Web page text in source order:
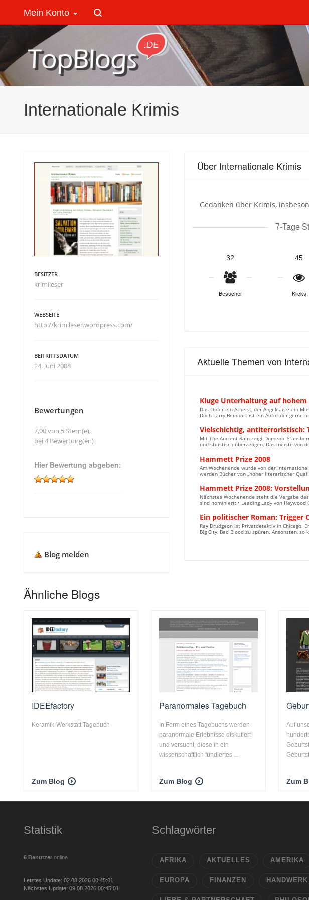
Mein Konto
Internationale Krimis
Über Internationale Krimis
Gedanken über Krimis,
7-Tage
32
Besucher
45
Klicks
Aktuelle Themen von
Kluge Unterhaltung auf
Das Opfer ein Atheist, der Angeklagte ein
Doch Larry Beinhart ist ein Autor der gerne
Vielschichtig, antiterroristisch:
Mit The Ancient Rain zeigt Domenic
und stilistisch überzeugen. Das meiste von
Hammett Prize 2008
Am Wochenende wurde von der
werden Bücher von „hoher literarischer
Hammett Prize 2008:
Nächstes Wochenende steht die Vergabe
sind nominiert: • Leading Lady von Heywood
Ein politischer Roman: Trigger
Ray Drudgeon ist Privatdetektiv in Chicago.
Big City, Bad Blood zu spüren. Ansonsten, so
BESITZER
krimileser
WEBSEITE
http://krimileser.wordpress.com/
BEITRITTSDATUM
24. Juni 2008
Bewertungen
7,00 von 5 Stern(e),
bei 4 Bewertung(en)
Hier Bewertung abgeben:
Blog melden
Ähnliche Blogs
IDEEfactory
Keramik-Werkstatt Tagebuch
Zum Blog
Paranormales Tagebuch
In Form eines Tagebuchs werden
paranormale Erlebnisse diskutiert
und versucht, diese in ein
wissenschaftlich fundiertes ...
Zum Blog
Auf
Zum
Statistik
6 Benutzer online
Letztes Update: 02.08.2026 00:45:01
Nächstes Update: 09.08.2026 00:45:01
Schlagwörter
AFRIKA AKTUELLES AMERIKA
EUROPA FINANZEN HANDWERK